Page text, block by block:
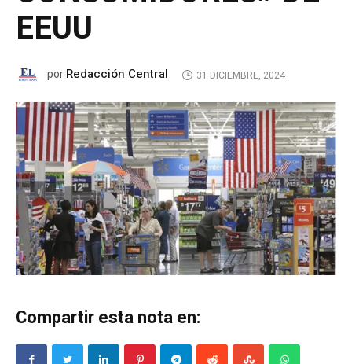
EEUU
porRedacción Central 31 DICIEMBRE, 2024
Compartir esta nota en: